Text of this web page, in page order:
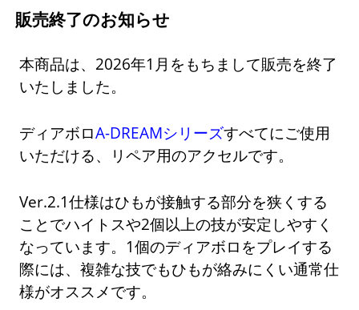
販売終了のお知らせ
本商品は、2026年1月をもちまして販売を終了
いたしました。
ディアボロA-DREAMシリーズすべてにご使用
いただける、リペア用のアクセルです。
Ver.2.1仕様はひもが接触する部分を狭くする
ことでハイトスや2個以上の技が安定しやすく
なっています。1個のディアボロをプレイする
際には、複雑な技でもひもが絡みにくい通常仕
様がオススメです。